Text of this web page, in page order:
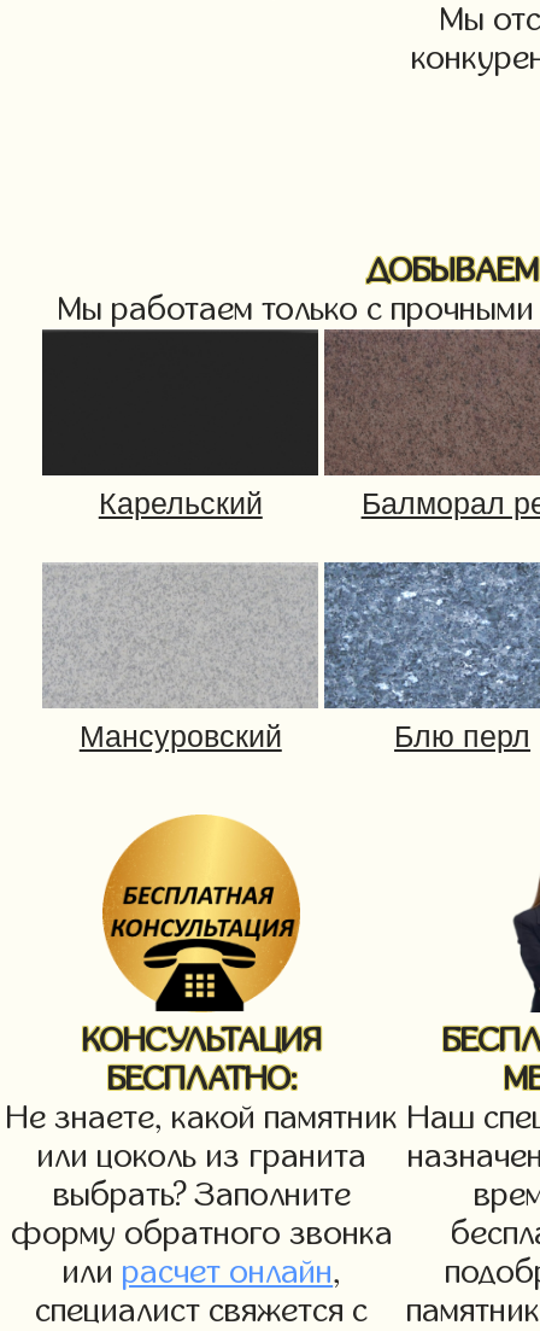
Мы
Мы работаем только с
КОНСУЛЬТАЦИЯ
БЕСПЛАТНО:
Не знаете, какой памятник
или цоколь из гранита
выбрать? Заполните
форму обратного звонка
или расчет онлайн,
специалист свяжется с
Наш